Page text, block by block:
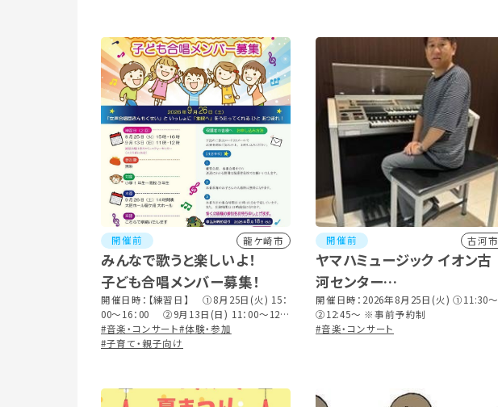
開催前 龍ケ崎市
みんなで歌うと楽しいよ！
子ども合唱メンバー募集！
開催日時：【練習日】 ①8月25日(火) 15：
00～16：00 ②9月13日(日) 11：00～12：
00 【本番・コンサート】9月26日(土) 14：00
開演
#音楽・コンサート#体験・参加
#子育て・親子向け
開催前 古河市
ヤマハミュージック イオン古
河センター
エレクトーンライブ ～思い出
のメロディー～
開催日時：2026年8月25日(火) ①11:30～
②12:45～ ※事前予約制
#音楽・コンサート